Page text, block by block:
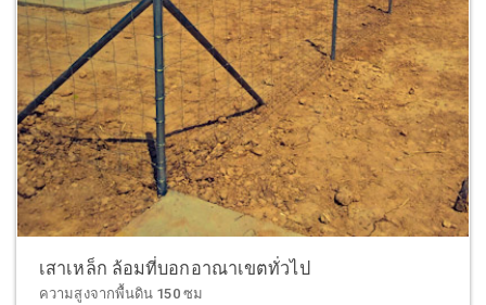
เสาเหล็ก ล้อมที่บอกอาณาเขตทั่วไป
ความสูงจากพื้นดิน 150 ซม